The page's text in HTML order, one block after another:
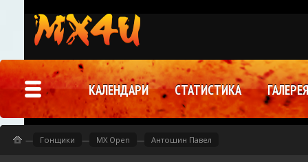
— Гонщики — MX Open — Антошин Павел
КАЛЕНДАРИ СТАТИСТИКА ГАЛЕРЕЯ